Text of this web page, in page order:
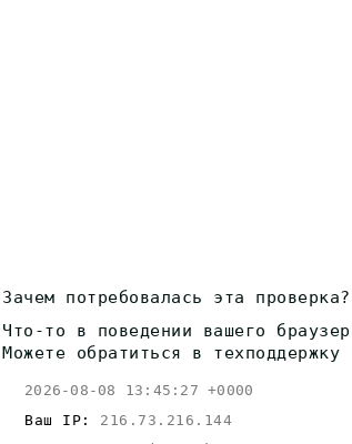
Зачем потребовалась эта проверка?
Что-то в поведении вашего
Можете обратиться в
2026-08-08 13:45:27 +0000
Ваш IP: 216.73.216.144